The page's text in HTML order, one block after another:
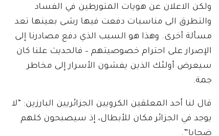
ولكن الاعلان عن هويات المتورطين في الفساد
والتطرق الى مناسبات دفعت فيها رشى بعينها تعد
مسألة أخرى. وهذا هو السبب الذي دفع مصادرنا إلى
الإصرار على احترام خصوصيتهم – فالحديث علنا كان
سيعرض أولئك الذين يفشون الأسرار إلى مخاطر
جمة.
قال لنا أحد المعلقين الكرويين الجزائريين البارزين: “لا
يوجد في الجزائر مكان للأبطال، إذ سيصبحون كلهم
ضحايا”.